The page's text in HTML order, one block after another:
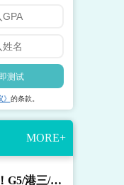
测试
的条款。
MORE+
24Fall英港新申请！G5/港三/新二录取解读